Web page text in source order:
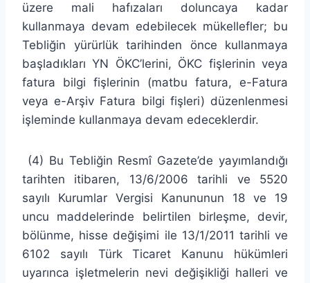
üzere mali hafızaları doluncaya kadar
kullanmaya devam edebilecek mükellefler; bu
Tebliğin yürürlük tarihinden önce kullanmaya
başladıkları YN ÖKC’lerini, ÖKC fişlerinin veya
fatura bilgi fişlerinin (matbu fatura, e-Fatura
veya e-Arşiv Fatura bilgi fişleri) düzenlenmesi
işleminde kullanmaya devam edeceklerdir.
(4) Bu Tebliğin Resmî Gazete’de yayımlandığı
tarihten itibaren, 13/6/2006 tarihli ve 5520
sayılı Kurumlar Vergisi Kanununun 18 ve 19
uncu maddelerinde belirtilen birleşme, devir,
bölünme, hisse değişimi ile 13/1/2011 tarihli ve
6102 sayılı Türk Ticaret Kanunu hükümleri
uyarınca işletmelerin nevi değişikliği halleri ve